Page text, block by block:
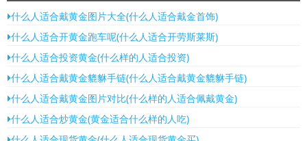
什么人适合戴黄金图片大全(什么人适合戴金首饰)
什么人适合开黄金跑车呢(什么人适合开劳斯莱斯)
什么人适合投资黄金(什么样的人适合投资)
什么人适合戴黄金貔貅手链(什么人适合戴黄金貔貅手链)
什么人适合戴黄金图片对比(什么样的人适合佩戴黄金)
什么人适合炒黄金(黄金适合什么样的人吃)